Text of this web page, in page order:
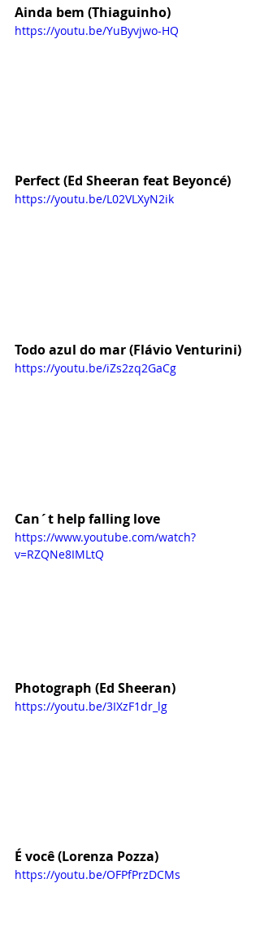
Ainda bem (Thiaguinho)
https://youtu.be/YuByvjwo-HQ
Perfect (Ed Sheeran feat Beyoncé)
https://youtu.be/L02VLXyN2ik
Todo azul do mar (Flávio Venturini)
https://youtu.be/iZs2zq2GaCg
Can´t help falling love
https://www.youtube.com/watch?
v=RZQNe8IMLtQ
Photograph (Ed Sheeran)
https://youtu.be/3IXzF1dr_lg
É você (Lorenza Pozza)
https://youtu.be/OFPfPrzDCMs